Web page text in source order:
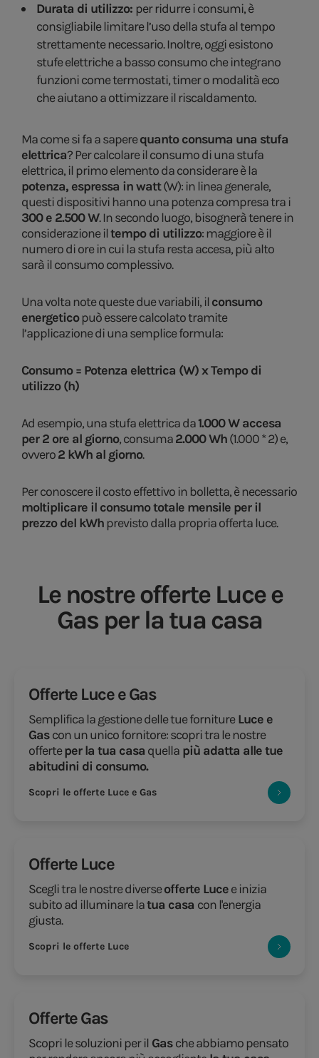
Durata di utilizzo: per ridurre i consumi, è
consigliabile limitare l’uso della stufa al tempo
strettamente necessario. Inoltre, oggi esistono
stufe elettriche a basso consumo che integrano
funzioni come termostati, timer o modalità eco
che aiutano a ottimizzare il riscaldamento.
Ma come si fa a saperequanto consuma una stufa
elettrica? Per calcolare il consumo di una stufa
elettrica, il primo elemento da considerare è la
potenza, espressa in watt(W): in linea generale,
questi dispositivi hanno una potenza compresa tra i
300 e 2.500 W. In secondo luogo, bisognerà tenere in
considerazione iltempo di utilizzo: maggiore è il
numero di ore in cui la stufa resta accesa, più alto
sarà il consumo complessivo.
Una volta note queste due variabili, ilconsumo
energeticopuò essere calcolato tramite
l’applicazione di una semplice formula:
Consumo = Potenza elettrica (W) x Tempo di
utilizzo (h)
Ad esempio, una stufa elettrica da1.000 W accesa
per 2 ore al giorno, consuma2.000 Wh(1.000 * 2) e,
ovvero2 kWh al giorno.
Per conoscere il costo effettivo in bolletta, è necessario
moltiplicare il consumo totale mensile per il
prezzo del kWh previsto dalla propria offerta luce.
Le nostre offerte Luce e
Gas per la tua casa
Offerte Luce e Gas
Semplifica la gestione delle tue fornitureLuce e
Gascon un unico fornitore: scopri tra le nostre
offerteper la tua casa quella più adatta alle tue
abitudini di consumo.
Scopri le offerte Luce e Gas
Offerte Luce
Scegli tra le nostre diverseofferte Lucee inizia
subito ad illuminare latua casa con l'energia
giusta.
Scopri le offerte Luce
Offerte Gas
Scopri le soluzioni per il Gasche abbiamo pensato